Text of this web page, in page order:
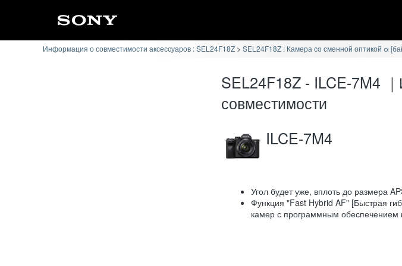
Информация о совместимости аксессуаров : SEL24F18Z SEL24F18Z : Камера со сменной оптикой α
SEL24F18Z - ILCE-7M4
совместимости
ILCE-7M4
Угол будет уже, вплоть до размера
Функция "Fast Hybrid AF" [Быстрая
камер с программным обеспечением